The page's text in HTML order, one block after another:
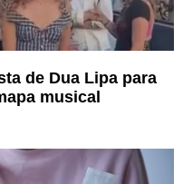
de Dua Lipa para
musical